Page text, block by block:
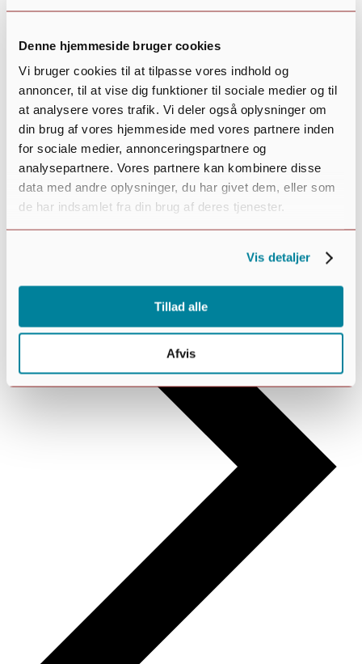
Denne hjemmeside bruger cookies
Vi bruger cookies til at tilpasse vores indhold og
annoncer, til at vise dig funktioner til sociale medier og til
at analysere vores trafik. Vi deler også oplysninger om
din brug af vores hjemmeside med vores partnere inden
for sociale medier, annonceringspartnere og
analysepartnere. Vores partnere kan kombinere disse
data med andre oplysninger, du har givet dem, eller som
de har indsamlet fra din brug af deres tjenester.
Vis detaljer
Tillad alle
Afvis
Ældresagen